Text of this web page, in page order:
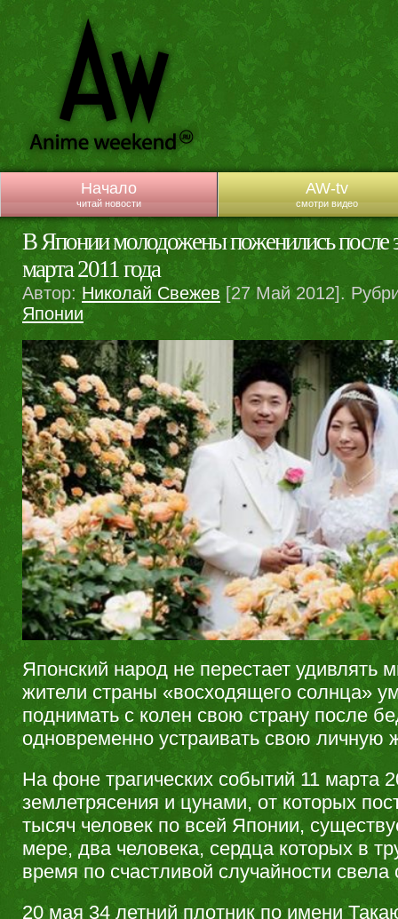
Начало
читай новости
AW-tv
смотри видео
В Японии молодожены поженились после
марта 2011 года
Автор: Николай Свежев [27 Май 2012].
Японии
Японский народ не перестает удивлять
жители страны «восходящего солнца»
поднимать с колен свою страну после
одновременно устраивать свою личную
На фоне трагических событий 11 марта
землетрясения и цунами, от которых
тысяч человек по всей Японии,
мере, два человека, сердца которых в
время по счастливой случайности свела
20 мая 34 летний плотник по имени